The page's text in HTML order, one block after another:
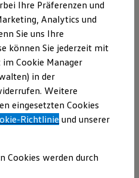
Hersteller finden
& konfigurieren
Werkstätten
Handel
e.K. |
&
über die
e.K. als
von Inhalten
auf dieser Webseite
Ihre Präferenzen und
Analytics und
Sie uns Ihre
können Sie jederzeit mit
Cookie Manager
in der
Weitere
eingesetzten Cookies
Richtlinie und unserer
Cookies werden durch